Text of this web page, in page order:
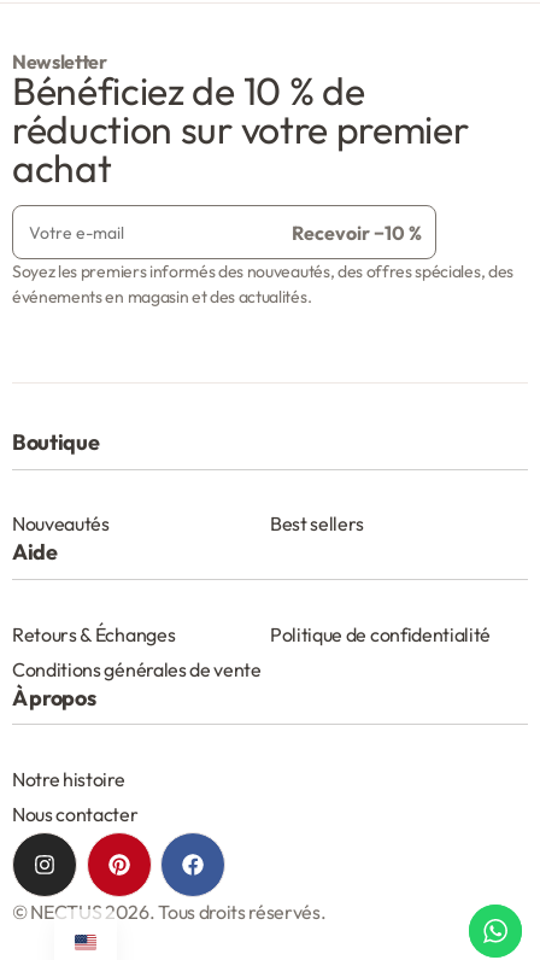
Newsletter
Bénéficiez de 10 % de
réduction sur votre premier
achat
Soyez les premiers informés des nouveautés, des offres spéciales, des
événements en magasin et des actualités.
Boutique
Nouveautés Best sellers
Aide
Retours & Échanges
Politique de confidentialité
Conditions générales de vente
À propos
Notre histoire
Nous contacter
© NECTUS 2026. Tous droits réservés.